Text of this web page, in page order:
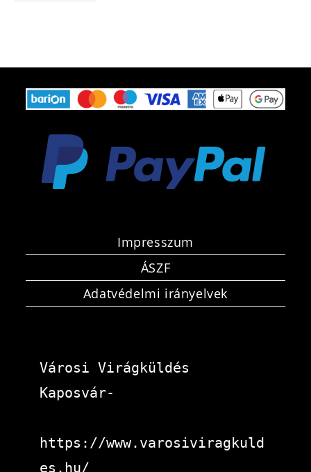
Impresszum
ÁSZF
Adatvédelmi irányelvek
Városi Virágküldés
Kaposvár-
https://www.varosiviragkuld
es.hu/